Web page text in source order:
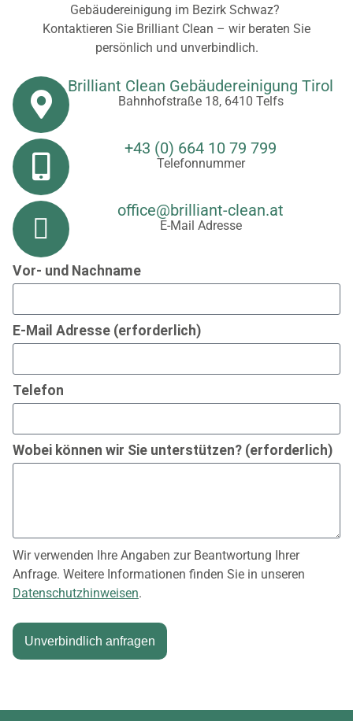
Gebäudereinigung im Bezirk Schwaz?
Kontaktieren Sie Brilliant Clean – wir beraten Sie
persönlich und unverbindlich.
Brilliant Clean Gebäudereinigung Tirol
Bahnhofstraße 18, 6410 Telfs
+43 (0) 664 10 79 799
Telefonnummer
office@brilliant-clean.at
E-Mail Adresse
Vor- und Nachname
E-Mail Adresse (erforderlich)
Telefon
Wobei können wir Sie unterstützen? (erforderlich)
Wir verwenden Ihre Angaben zur Beantwortung Ihrer
Anfrage. Weitere Informationen finden Sie in unseren
Datenschutzhinweisen.
Unverbindlich anfragen